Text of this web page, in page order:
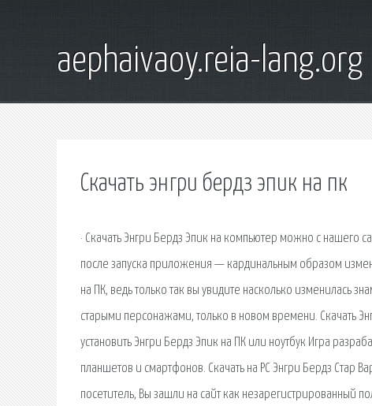
aephaivaoy.reia-lang.org
Скачать энгри бердз эпик на пк
· Скачать Энгри Бердз Эпик на компьютер можно с нашего
после запуска приложения — кардинальным образом
на ПК, ведь только так вы увидите насколько изменилась
старыми персонажами, только в новом времени. Скачать
установить Энгри Бердз Эпик на ПК или ноутбук Игра
планшетов и смартфонов. Скачать на РС Энгри Бердз Стар
посетитель, Вы зашли на сайт как незарегистрированный